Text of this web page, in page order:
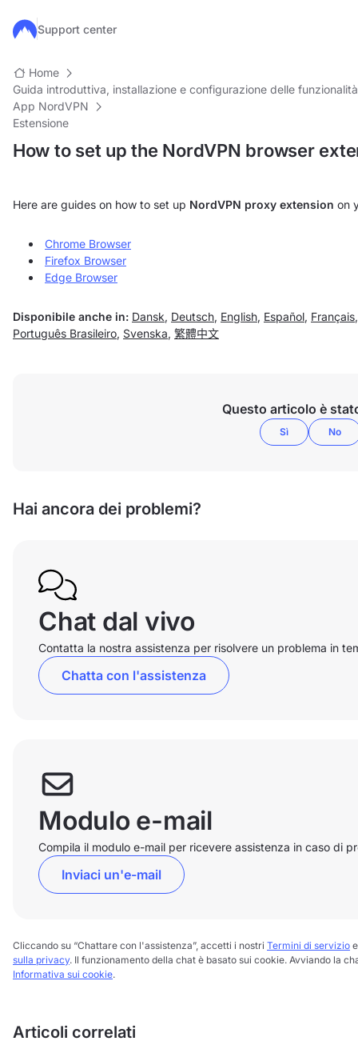
Salta al contenuto principale
Support center
Home
Guida introduttiva, installazione e configurazione delle funzionalità
App NordVPN
Estensione
How to set up the NordVPN browser
Here are guides on how to set up NordVPN proxy extension on
Chrome Browser
Firefox Browser
Edge Browser
Disponibile anche in: Dansk, Deutsch, English, Español, Français
Português Brasileiro, Svenska, 繁體中文
Questo articolo è
Sì No
Hai ancora dei problemi?
Chat dal vivo
Contatta la nostra assistenza per risolvere un problema in
Chatta con l'assistenza
Modulo e-mail
Compila il modulo e-mail per ricevere assistenza in caso di
Inviaci un'e-mail
Cliccando su “Chattare con l'assistenza”, accetti i nostri Termini di servizio
sulla privacy. Il funzionamento della chat è basato sui cookie. Avviando la
Informativa sui cookie.
Articoli correlati